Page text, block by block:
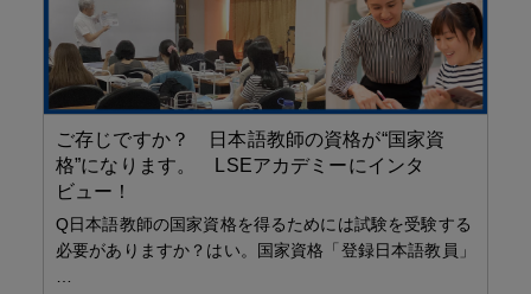
ご存じですか？ 日本語教師の資格が“国家資
格”になります。 LSEアカデミーにインタ
ビュー！
Q日本語教師の国家資格を得るためには試験を受験する
必要がありますか？はい。国家資格「登録日本語教員」